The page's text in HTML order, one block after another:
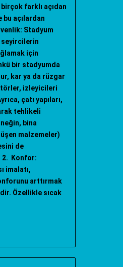
birçok farklı açıdan
açılardan
Stadyum
seyircilerin
için
bir stadyumda
kar ya da rüzgar
izleyicileri
çatı yapıları,
tehlikeli
bina
malzemeler)
de
2. Konfor:
imalatı,
arttırmak
Özellikle sıcak